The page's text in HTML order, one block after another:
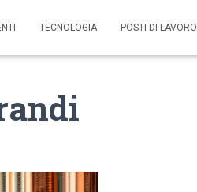
TECNOLOGIA POSTI DI LAVORO